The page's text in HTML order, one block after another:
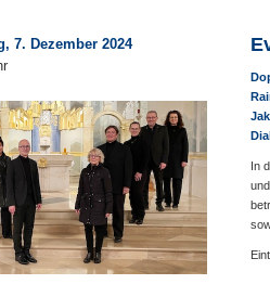
7. Dezember 2024
In